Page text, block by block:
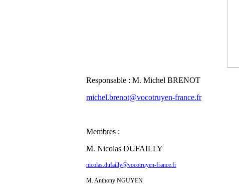
Responsable : M. Michel BRENOT
michel.brenot@vocotruyen-france.fr
Membres :
M. Nicolas DUFAILLY
nicolas.dufailly@vocotruyen-france.fr
M. Anthony NGUYEN